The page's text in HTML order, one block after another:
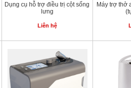
Dụng cụ hỗ trợ điều trị cột sống
lưng
Liên hệ
Máy trợ thở